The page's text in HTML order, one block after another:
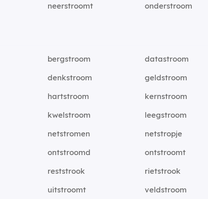
neerstroomt
onderstroom
bergstroom
datastroom
denkstroom
geldstroom
hartstroom
kernstroom
kwelstroom
leegstroom
netstromen
netstropje
ontstroomd
ontstroomt
reststrook
rietstrook
uitstroomt veldstroom